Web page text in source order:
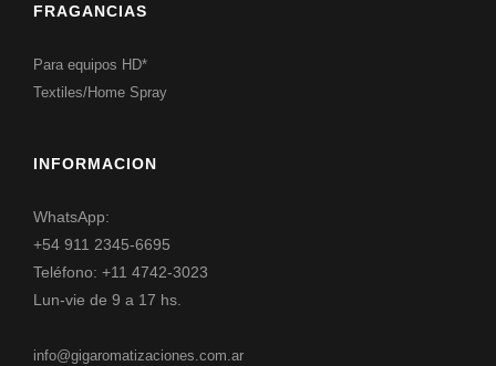
FRAGANCIAS
Para equipos HD*
Textiles/Home Spray
INFORMACION
WhatsApp:
+54 911 2345-6695
Teléfono: +11 4742-3023
Lun-vie de 9 a 17 hs.
info@gigaromatizaciones.com.ar